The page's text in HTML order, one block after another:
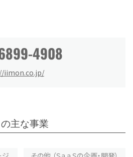
4908
iimon.co.jp/
主な事業